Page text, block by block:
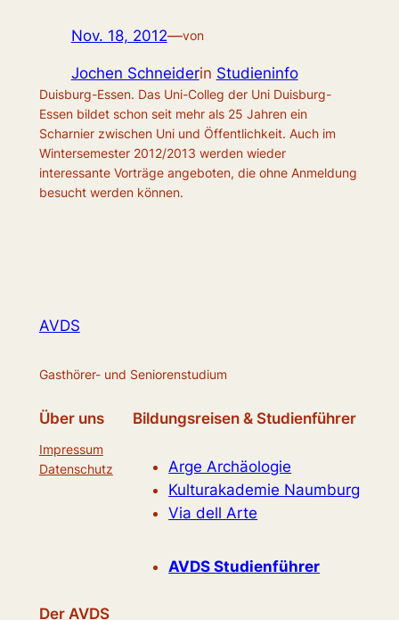
Nov. 18, 2012—von
Jochen Schneiderin Studieninfo
Duisburg-Essen. Das Uni-Colleg der Uni Duisburg-
Essen bildet schon seit mehr als 25 Jahren ein
Scharnier zwischen Uni und Öffentlichkeit. Auch im
Wintersemester 2012/2013 werden wieder
interessante Vorträge angeboten, die ohne Anmeldung
besucht werden können.
AVDS
Gasthörer- und Seniorenstudium
Über uns
Impressum
Datenschutz
Bildungsreisen & Studienführer
Arge Archäologie
Kulturakademie Naumburg
Via dell Arte
AVDS Studienführer
Der AVDS